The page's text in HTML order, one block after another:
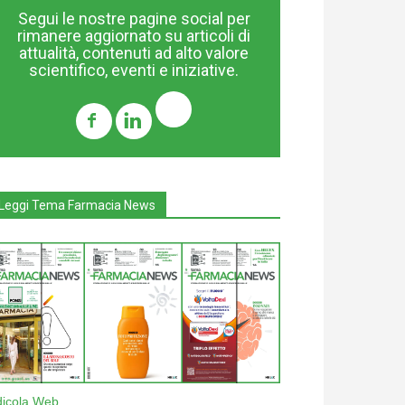
Segui le nostre pagine social per
rimanere aggiornato su articoli di
attualità, contenuti ad alto valore
scientifico, eventi e iniziative.
Tema Farmacia News
Web